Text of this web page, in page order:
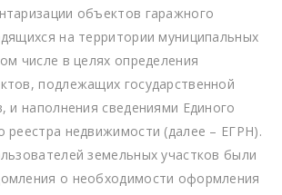
объектов гаражного
на территории муниципальных
числе в целях определения
подлежащих государственной
и наполнения сведениями Единого
реестра недвижимости (далее – ЕГРН).
земельных участков были
о необходимости оформления